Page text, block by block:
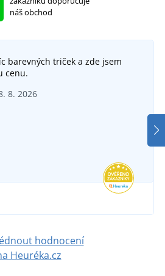
náš obchod
barevných triček a zde jsem
cenu.
8. 2026
hodnocení
Heuréka.cz